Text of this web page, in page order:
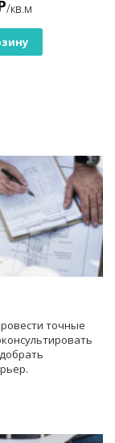
/кв.м
точные